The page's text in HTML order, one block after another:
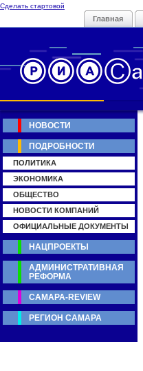
Сделать стартовой
Главная
НОВОСТИ
ПОДРОБНОСТИ
ПОЛИТИКА
ЭКОНОМИКА
ОБЩЕСТВО
НОВОСТИ КОМПАНИЙ
ОФИЦИАЛЬНЫЕ ДОКУМЕНТЫ
НАЦПРОЕКТЫ
АДМИНИСТРАТИВНАЯ
РЕФОРМА
САМАРА-REVIEW
РЕГИОН САМАРА